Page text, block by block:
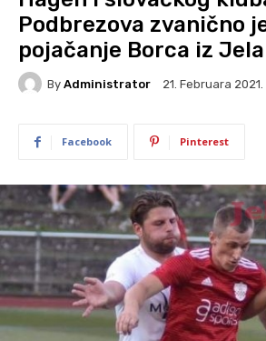
Podbrezova zvanično
pojačanje Borca iz
By Administrator 21. Februara 2021.
Facebook Pinterest